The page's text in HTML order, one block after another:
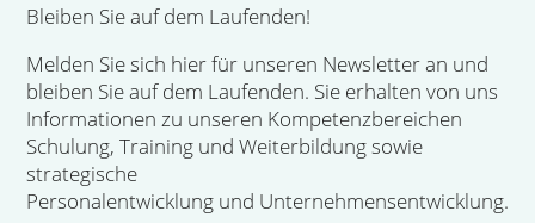
Bleiben Sie auf dem Laufenden!
Melden Sie sich hier für unseren Newsletter an und
bleiben Sie auf dem Laufenden. Sie erhalten von uns
Informationen zu unseren Kompetenzbereichen
Schulung, Training und Weiterbildung sowie
strategische
Personalentwicklung und Unternehmensentwicklung.